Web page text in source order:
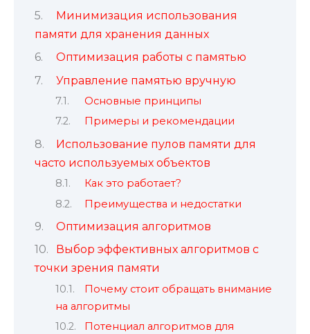
Минимизация использования
памяти для хранения данных
Оптимизация работы с памятью
Управление памятью вручную
Основные принципы
Примеры и рекомендации
Использование пулов памяти для
часто используемых объектов
Как это работает?
Преимущества и недостатки
Оптимизация алгоритмов
Выбор эффективных алгоритмов с
точки зрения памяти
Почему стоит обращать внимание
на алгоритмы
Потенциал алгоритмов для